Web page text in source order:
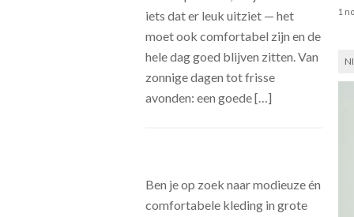
1
iets dat er leuk uitziet — het
moet ook comfortabel zijn en de
hele dag goed blijven zitten. Van
zonnige dagen tot frisse
avonden: een goede […]
Ben je op zoek naar modieuze én
comfortabele kleding in grote